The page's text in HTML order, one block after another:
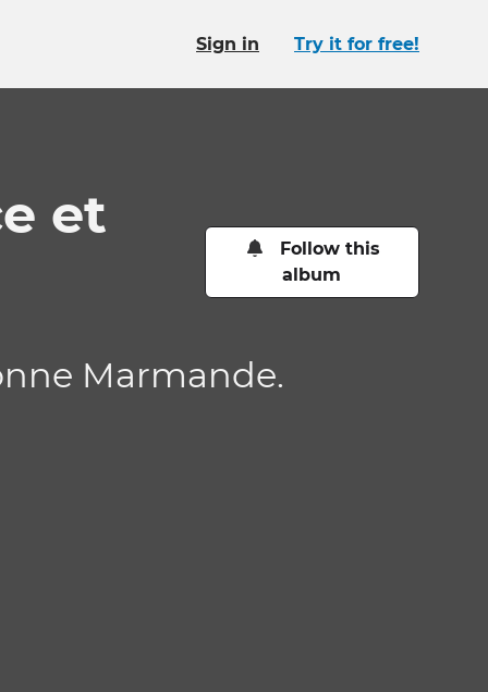
Sign in Try it for free!
et
Follow this
album
Marmande.